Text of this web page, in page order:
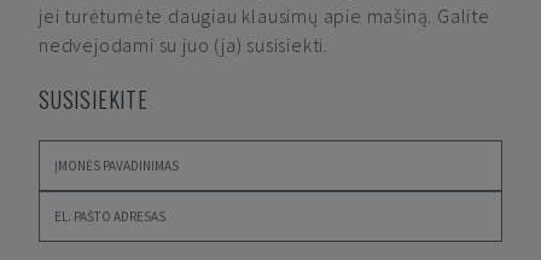
jei turėtumėte daugiau klausimų apie mašiną. Galite
nedvejodami su juo (ja) susisiekti.
SUSISIEKITE